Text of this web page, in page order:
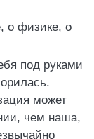
о физике, о
под руками
может
чем наша,